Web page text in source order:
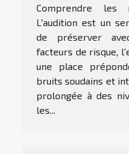
Comprendre les
L'audition est un
de préserver
facteurs de risque,
une place
bruits soudains et
prolongée à des
les...